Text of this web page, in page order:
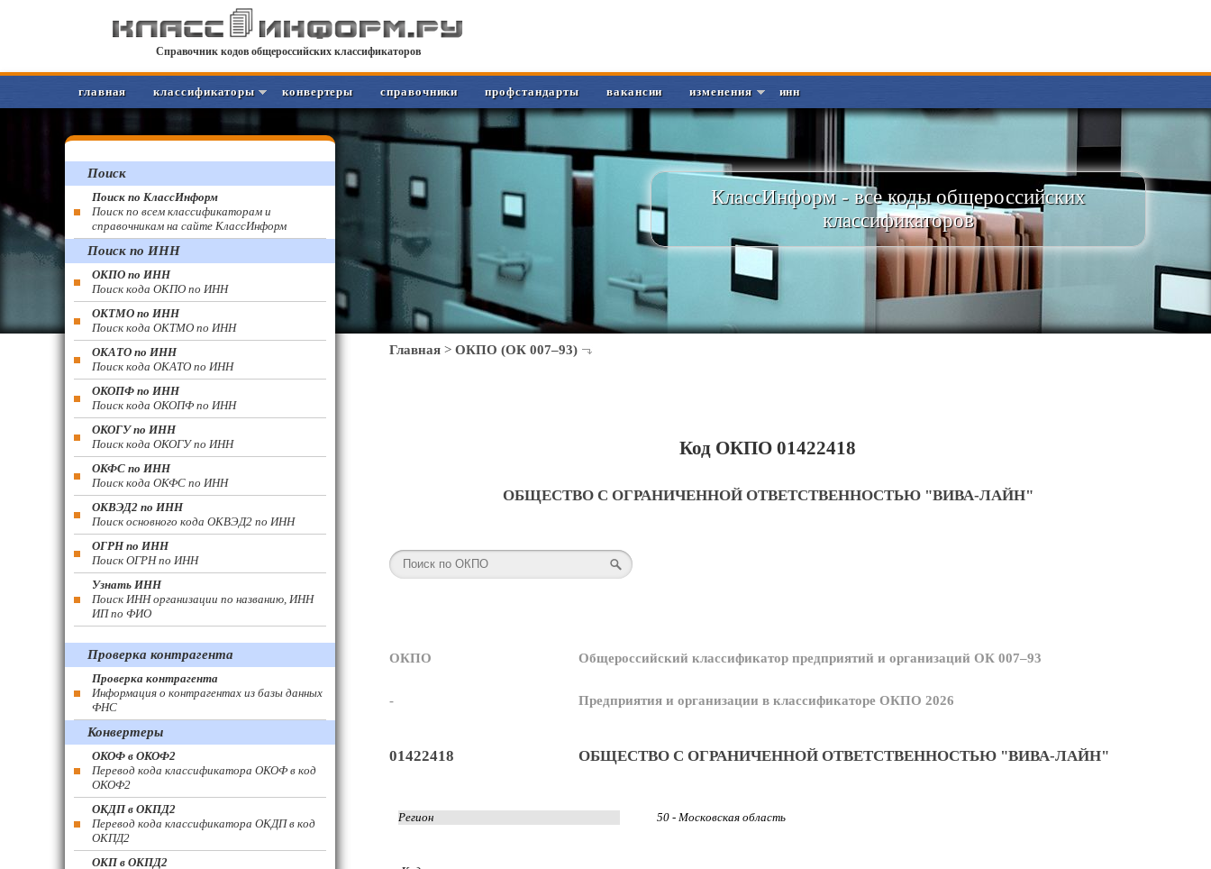
Справочник кодов общероссийских классификаторов
главная классификаторы конвертеры справочники профстандарты вакансии изменения инн
КлассИнформ - все коды общероссийских
классификаторов
Главная > ОКПО (ОК 007–93)
Код ОКПО 01422418
ОБЩЕСТВО С ОГРАНИЧЕННОЙ ОТВЕТСТВЕННОСТЬЮ "ВИВА-ЛАЙН"
ОКПО Общероссийский классификатор предприятий и организаций ОК 007–93
- Предприятия и организации в классификаторе ОКПО 2026
01422418 ОБЩЕСТВО С ОГРАНИЧЕННОЙ ОТВЕТСТВЕННОСТЬЮ "ВИВА-ЛАЙН"
Регион 50 - Московская область
Поиск
Поиск по КлассИнформ
Поиск по всем классификаторам и
справочникам на сайте КлассИнформ
Поиск по ИНН
ОКПО по ИНН
Поиск кода ОКПО по ИНН
ОКТМО по ИНН
Поиск кода ОКТМО по ИНН
ОКАТО по ИНН
Поиск кода ОКАТО по ИНН
ОКОПФ по ИНН
Поиск кода ОКОПФ по ИНН
ОКОГУ по ИНН
Поиск кода ОКОГУ по ИНН
ОКФС по ИНН
Поиск кода ОКФС по ИНН
ОКВЭД2 по ИНН
Поиск основного кода ОКВЭД2 по ИНН
ОГРН по ИНН
Поиск ОГРН по ИНН
Узнать ИНН
Поиск ИНН организации по названию, ИНН
ИП по ФИО
Проверка контрагента
Проверка контрагента
Информация о контрагентах из базы данных
ФНС
Конвертеры
ОКОФ в ОКОФ2
Перевод кода классификатора ОКОФ в код
ОКОФ2
ОКДП в ОКПД2
Перевод кода классификатора ОКДП в код
ОКПД2
ОКП в ОКПД2